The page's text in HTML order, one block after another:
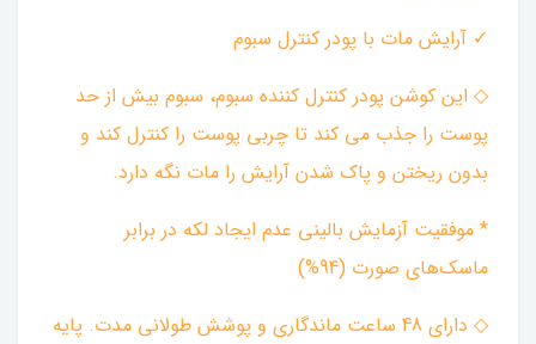
✓ آرایش مات با پودر کنترل سبوم ‌
◇ این کوشن پودر کنترل کننده سبوم، سبوم بیش از حد
پوست را جذب می کند تا چربی پوست را کنترل کند و
بدون ریختن و پاک شدن آرایش را مات نگه دارد.
* موفقیت آزمایش بالینی عدم ایجاد لکه در برابر
ماسک‌های صورت (94%) ‌
◇ دارای 48 ساعت ماندگاری و پوشش طولانی مدت. پایه